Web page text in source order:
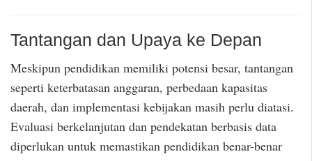
Tantangan dan Upaya ke Depan
Meskipun pendidikan memiliki potensi besar, tantangan
seperti keterbatasan anggaran, perbedaan kapasitas
daerah, dan implementasi kebijakan masih perlu diatasi.
Evaluasi berkelanjutan dan pendekatan berbasis data
diperlukan untuk memastikan pendidikan benar-benar